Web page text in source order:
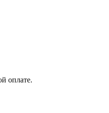
оплате.